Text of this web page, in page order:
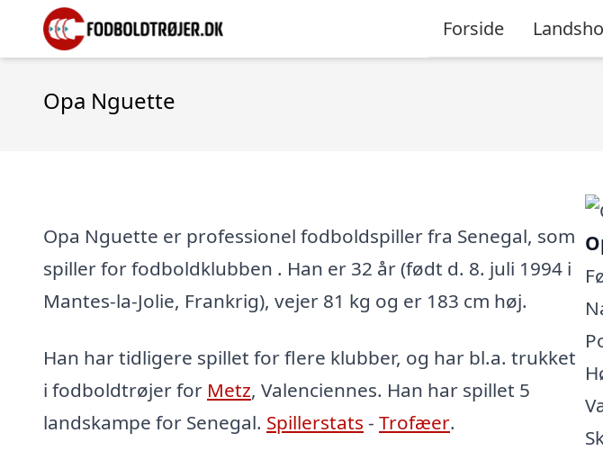
Forside
Opa Nguette
Opa Nguette er professionel fodboldspiller fra Senegal, som
spiller for fodboldklubben . Han er 32 år (født d. 8. juli 1994 i
Mantes-la-Jolie, Frankrig), vejer 81 kg og er 183 cm høj.
Han har tidligere spillet for flere klubber, og har bl.a. trukket
i fodboldtrøjer for Metz, Valenciennes. Han har spillet 5
landskampe for Senegal. Spillerstats - Trofæer.